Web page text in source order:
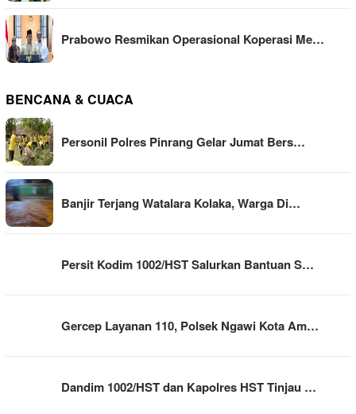
Prabowo Resmikan Operasional Koperasi Me…
BENCANA & CUACA
Personil Polres Pinrang Gelar Jumat Bers…
Banjir Terjang Watalara Kolaka, Warga Di…
Persit Kodim 1002/HST Salurkan Bantuan S…
Gercep Layanan 110, Polsek Ngawi Kota Am…
Dandim 1002/HST dan Kapolres HST Tinjau …